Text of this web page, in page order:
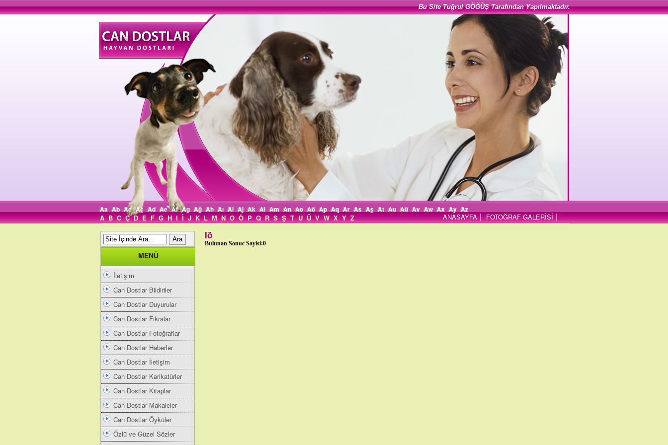
Bu Site Tuğrul GÖĞÜŞ Tarafından Yapılmaktadır.
Aa Ab Ac Aç Ad Ae Af Ag Ağ Ah Aı Ai Aj Ak Al Am An Ao Aö Ap Aq Ar As Aş At Au Aü Av Aw Ax Ay Az
A B C Ç D E F G H I İ J K L M N O Ö P Q R S Ş T U Ü V W X Y Z ANASAYFA | FOTOĞRAF GALERİSİ |
MENÜ
İletişim
Can Dostlar Bildiriler
Can Dostlar Duyurular
Can Dostlar Fıkralar
Can Dostlar Fotoğraflar
Can Dostlar Haberler
Can Dostlar İletişim
Can Dostlar Karikatürler
Can Dostlar Kitaplar
Can Dostlar Makaleler
Can Dostlar Öyküler
Özlü ve Güzel Sözler
Iö
Bulunan Sonuc Sayisi:0